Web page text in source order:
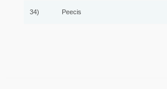
34) Peecis